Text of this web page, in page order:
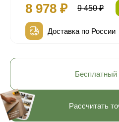
8 978 ₽ 9 450 ₽
Доставка по России
Рассчитать
Бесплатный